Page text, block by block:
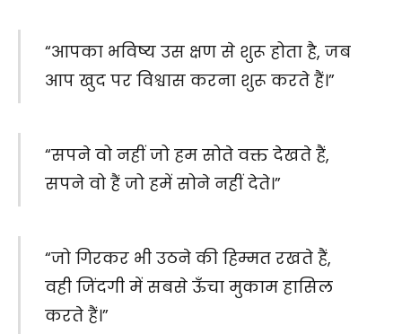
“आपका भविष्य उस क्षण से शुरू होता है, जब
आप खुद पर विश्वास करना शुरू करते हैं।”
“सपने वो नहीं जो हम सोते वक्त देखते हैं,
सपने वो हैं जो हमें सोने नहीं देते।”
“जो गिरकर भी उठने की हिम्मत रखते हैं,
वही जिंदगी में सबसे ऊँचा मुकाम हासिल
करते हैं।”